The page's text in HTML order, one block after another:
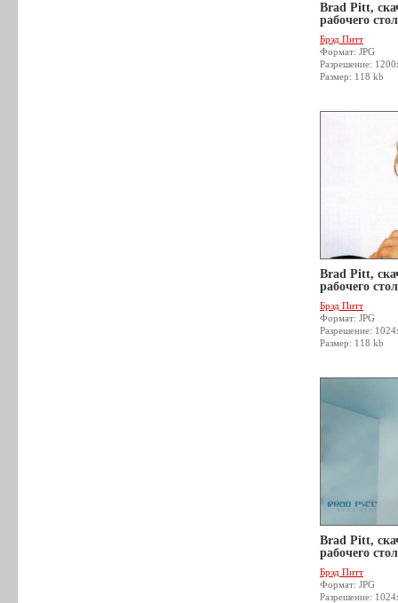
Brad Pitt,
рабочего
Брэд Питт
Формат: JPG
Разрешение:
Размер: 118 kb
Brad Pitt,
рабочего
Брэд Питт
Формат: JPG
Разрешение:
Размер: 118 kb
Brad Pitt,
рабочего
Брэд Питт
Формат: JPG
Разрешение: